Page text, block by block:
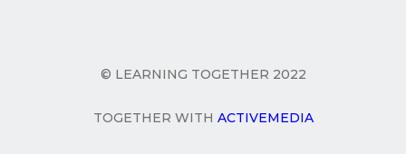
© LEARNING TOGETHER 2022
TOGETHER WITH ACTIVEMEDIA